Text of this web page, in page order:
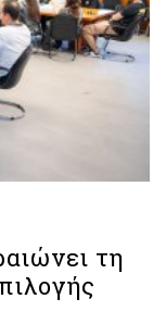
τη